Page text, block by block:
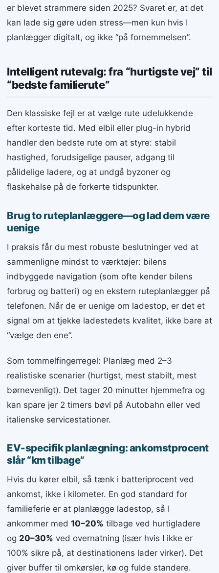
er blevet strammere siden 2025? Svaret er, at det
kan lade sig gøre uden stress—men kun hvis I
planlægger digitalt, og ikke “på fornemmelsen”.
Intelligent rutevalg: fra “hurtigste vej” til
“bedste familierute”
Den klassiske fejl er at vælge rute udelukkende
efter korteste tid. Med elbil eller plug-in hybrid
handler den bedste rute om at styre: stabil
hastighed, forudsigelige pauser, adgang til
pålidelige ladere, og at undgå byzoner og
flaskehalse på de forkerte tidspunkter.
Brug to ruteplanlæggere—og lad dem være
uenige
I praksis får du mest robuste beslutninger ved at
sammenligne mindst to værktøjer: bilens
indbyggede navigation (som ofte kender bilens
forbrug og batteri) og en ekstern ruteplanlægger på
telefonen. Når de er uenige om ladestop, er det et
signal om at tjekke ladestedets kvalitet, ikke bare at
“vælge den ene”.
Som tommelfingerregel: Planlæg med 2–3
realistiske scenarier (hurtigst, mest stabilt, mest
børnevenligt). Det tager 20 minutter hjemmefra og
kan spare jer 2 timers bøvl på Autobahn eller ved
italienske servicestationer.
EV-specifik planlægning: ankomstprocent
slår “km tilbage”
Hvis du kører elbil, så tænk i batteriprocent ved
ankomst, ikke i kilometer. En god standard for
familieferie er at planlægge ladestop, så I
ankommer med 10–20% tilbage ved hurtigladere
og 20–30% ved overnatning (især hvis I ikke er
100% sikre på, at destinationens lader virker). Det
giver buffer til omkørsler, kø og fulde standere.